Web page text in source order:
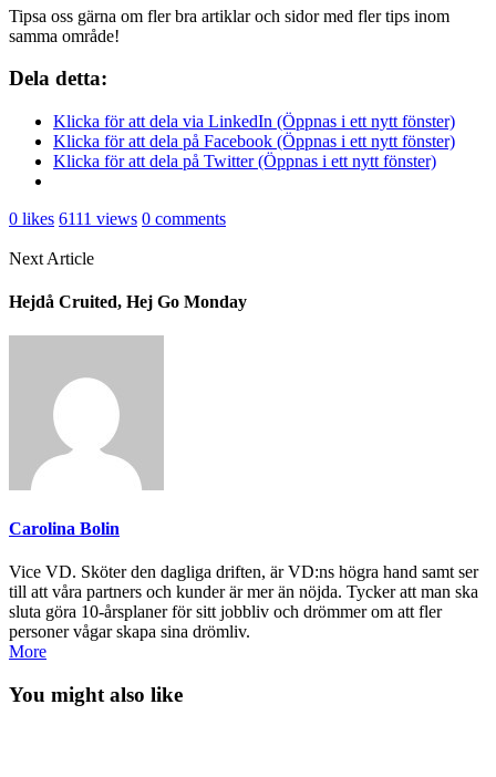
Tipsa oss gärna om fler bra artiklar och sidor med fler tips inom
samma område!
Dela detta:
Klicka för att dela via LinkedIn (Öppnas i ett nytt fönster)
Klicka för att dela på Facebook (Öppnas i ett nytt fönster)
Klicka för att dela på Twitter (Öppnas i ett nytt fönster)
0 likes 6111 views 0 comments
Next Article
Hejdå Cruited, Hej Go Monday
Carolina Bolin
Vice VD. Sköter den dagliga driften, är VD:ns högra hand samt ser
till att våra partners och kunder är mer än nöjda. Tycker att man ska
sluta göra 10-årsplaner för sitt jobbliv och drömmer om att fler
personer vågar skapa sina drömliv.
More
You might also like